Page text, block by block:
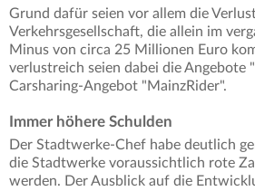
Grund dafür seien vor allem die
Verkehrsgesellschaft, die allein im
Minus von circa 25 Millionen Euro
verlustreich seien dabei die Angebote
Carsharing-Angebot "MainzRider".
Immer höhere Schulden
Der Stadtwerke-Chef habe deutlich
die Stadtwerke voraussichtlich rote
werden. Der Ausblick auf die